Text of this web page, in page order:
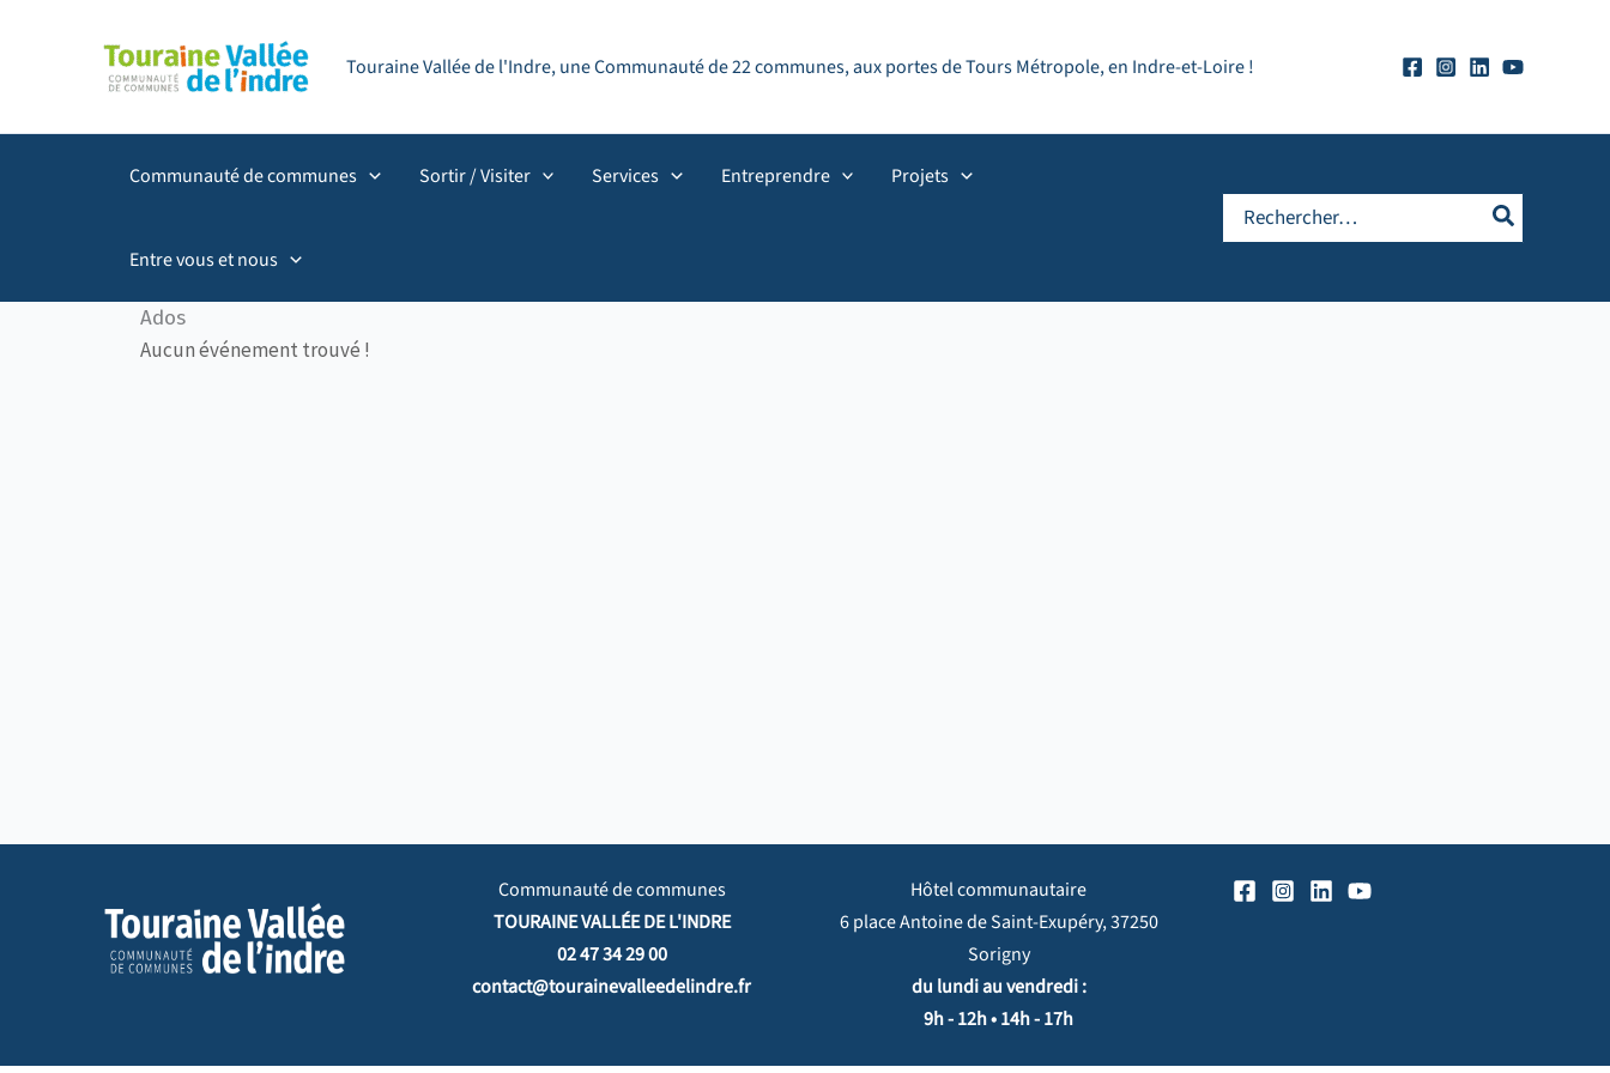
Touraine Vallée de l'Indre, une Communauté de 22 communes, aux portes de Tours Métropole, en Indre-et-Loire !
Communauté de communes Sortir / Visiter Services Entreprendre Projets
Entre vous et nous
Rechercher:
Ados
Aucun événement trouvé !
Communauté de communes
TOURAINE VALLÉE DE L'INDRE
02 47 34 29 00
contact@tourainevalleedelindre.fr
Hôtel communautaire
6 place Antoine de Saint-Exupéry, 37250
Sorigny
du lundi au vendredi :
9h - 12h • 14h - 17h